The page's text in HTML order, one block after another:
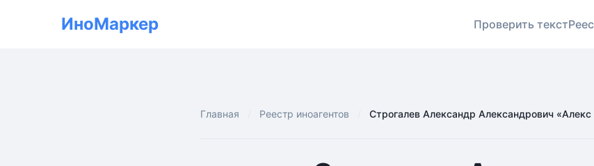
ИноМаркер Проверить текст
Главная Реестр иноагентов Строгалев Александр Александрович